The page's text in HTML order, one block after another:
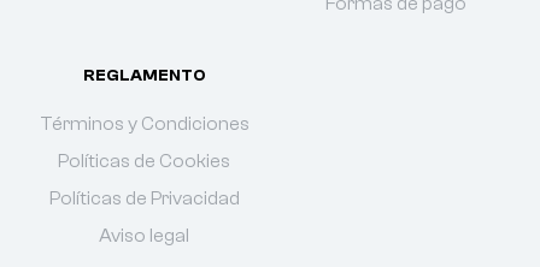
REGLAMENTO
Términos y Condiciones
Políticas de Cookies
Políticas de Privacidad
Aviso legal